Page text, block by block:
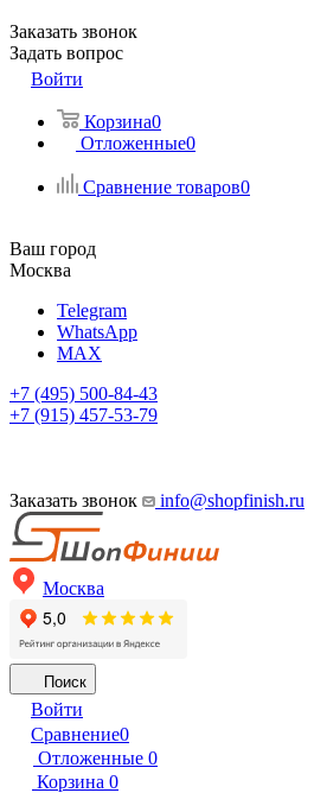
Заказать звонок
Задать вопрос
Войти
Корзина0
Отложенные0
Сравнение товаров0
Ваш город
Москва
Telegram
WhatsApp
MAX
+7 (495) 500-84-43
+7 (915) 457-53-79
Заказать звонок info@shopfinish.ru
Москва
Поиск
Войти
Сравнение0
Отложенные 0
Корзина 0